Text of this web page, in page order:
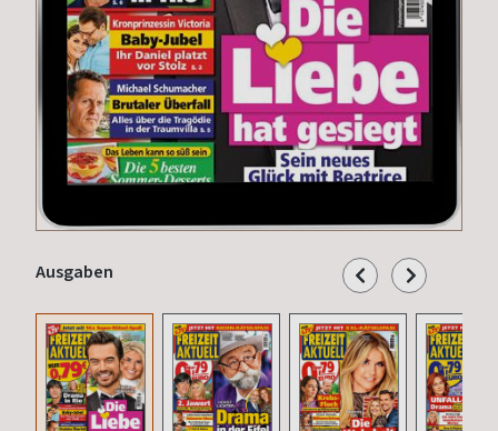
Ausgaben